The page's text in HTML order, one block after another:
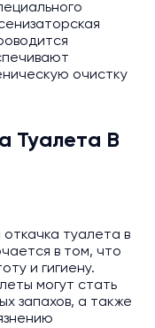
очистку
Туалета В
туалета в
в том, что
и гигиену.
могут стать
запахов, а также